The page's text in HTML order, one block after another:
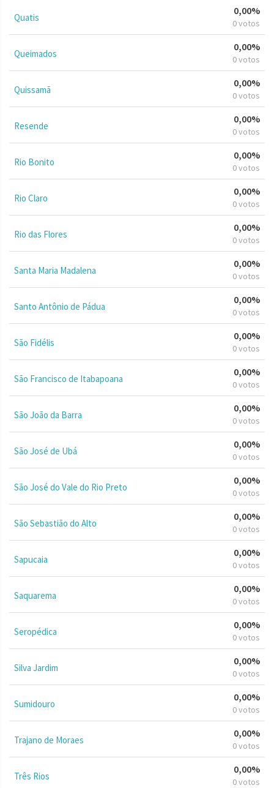
Quatis
0,00%
0 votos
Queimados
0,00%
0 votos
Quissamã
0,00%
0 votos
Resende
0,00%
0 votos
Rio Bonito
0,00%
0 votos
Rio Claro
0,00%
0 votos
Rio das Flores
0,00%
0 votos
Santa Maria Madalena
0,00%
0 votos
Santo Antônio de Pádua
0,00%
0 votos
São Fidélis
0,00%
0 votos
São Francisco de Itabapoana
0,00%
0 votos
São João da Barra
0,00%
0 votos
São José de Ubá
0,00%
0 votos
São José do Vale do Rio Preto
0,00%
0 votos
São Sebastião do Alto
0,00%
0 votos
Sapucaia
0,00%
0 votos
Saquarema
0,00%
0 votos
Seropédica
0,00%
0 votos
Silva Jardim
0,00%
0 votos
Sumidouro
0,00%
0 votos
Trajano de Moraes
0,00%
0 votos
Três Rios
0,00%
0 votos